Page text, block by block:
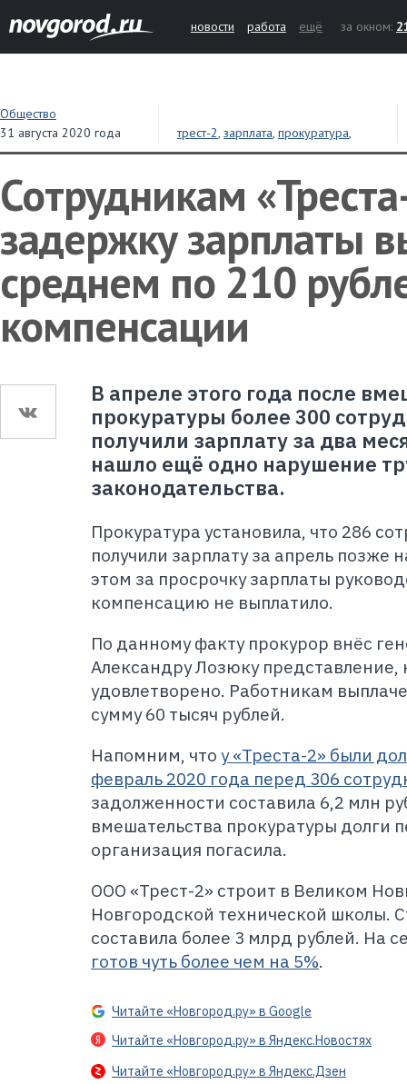
новости работа ещё за окном:
Общество
31 августа 2020 года
трест-2, зарплата, прокуратура,
компенсации
Сотрудникам
задержку зарплаты
среднем по 210
компенсации
В апреле этого года после
прокуратуры более 300
получили зарплату за два
нашло ещё одно нарушение
законодательства.
Прокуратура установила, что 286
получили зарплату за апрель позже
этом за просрочку зарплаты
компенсацию не выплатило.
По данному факту прокурор внёс
Александру Лозюку представление,
удовлетворено. Работникам
сумму 60 тысяч рублей.
Напомним, что у «Треста-2» были
февраль 2020 года перед 306
задолженности составила 6,2 млн
вмешательства прокуратуры долги
организация погасила.
ООО «Трест-2» строит в Великом
Новгородской технической школы.
составила более 3 млрд рублей. На
готов чуть более чем на 5%.
Читайте «Новгород.ру» в Google
Читайте «Новгород.ру» в Яндекс.Новостях
Читайте «Новгород.ру» в Яндекс.Дзен